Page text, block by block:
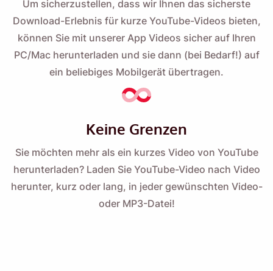
Um sicherzustellen, dass wir Ihnen das sicherste
Download-Erlebnis für kurze YouTube-Videos bieten,
können Sie mit unserer App Videos sicher auf Ihren
PC/Mac herunterladen und sie dann (bei Bedarf!) auf
ein beliebiges Mobilgerät übertragen.
Keine Grenzen
Sie möchten mehr als ein kurzes Video von YouTube
herunterladen? Laden Sie YouTube-Video nach Video
herunter, kurz oder lang, in jeder gewünschten Video-
oder MP3-Datei!